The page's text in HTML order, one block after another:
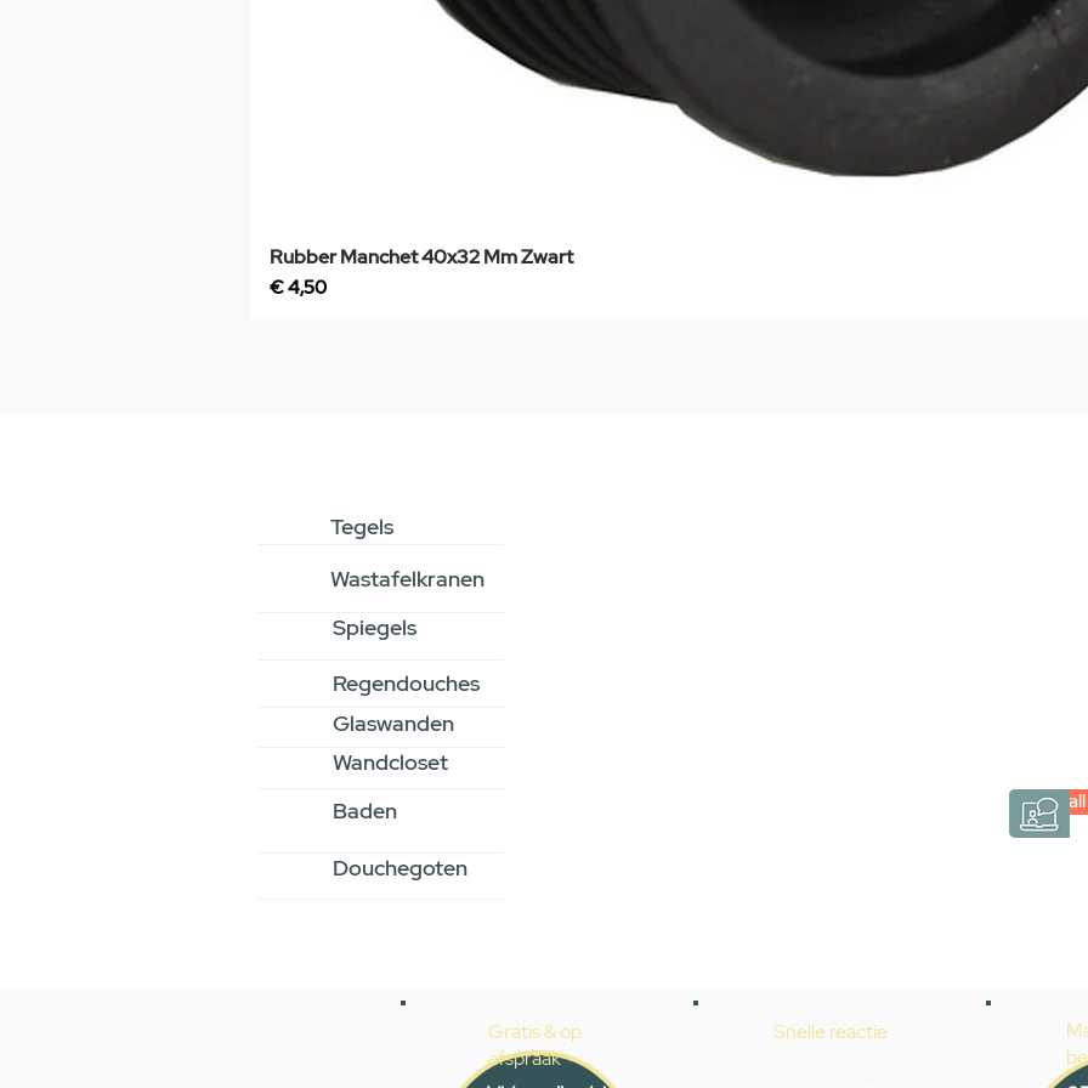
Rubber Manchet 40x32 Mm Zwart
Prijs
€ 4,50
Tegels
Wastafelkranen
Spiegels
Regendouches
Glaswanden
Wandcloset
Baden
Douchegoten
Gratis & op
afspraak
Snelle reactie